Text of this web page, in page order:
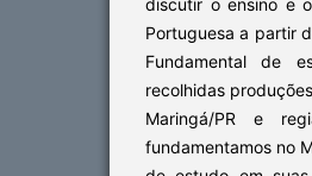
discutir o ensino e
Portuguesa a partir
Fundamental de
recolhidas
Maringá/PR e
fundamentamos no